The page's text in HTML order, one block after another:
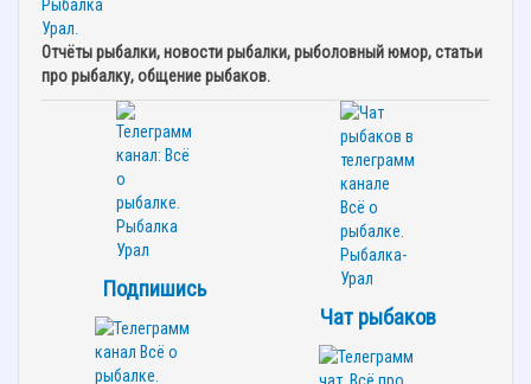
Отчёты рыбалки, новости рыбалки, рыболовный юмор, статьи
про рыбалку, общение рыбаков.
Подпишись
Чат рыбаков